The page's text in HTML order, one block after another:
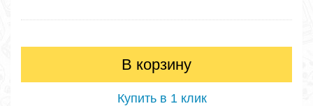
В корзину
Купить в 1 клик